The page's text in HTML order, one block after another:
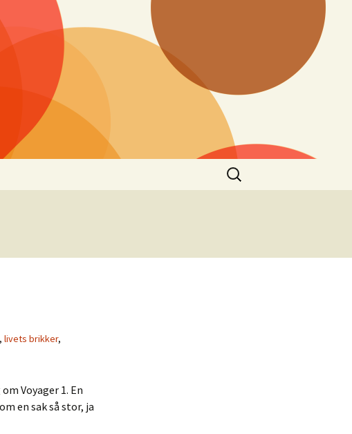
Search
for:
, livets brikker,
Voyager 1. En
en sak så stor, ja